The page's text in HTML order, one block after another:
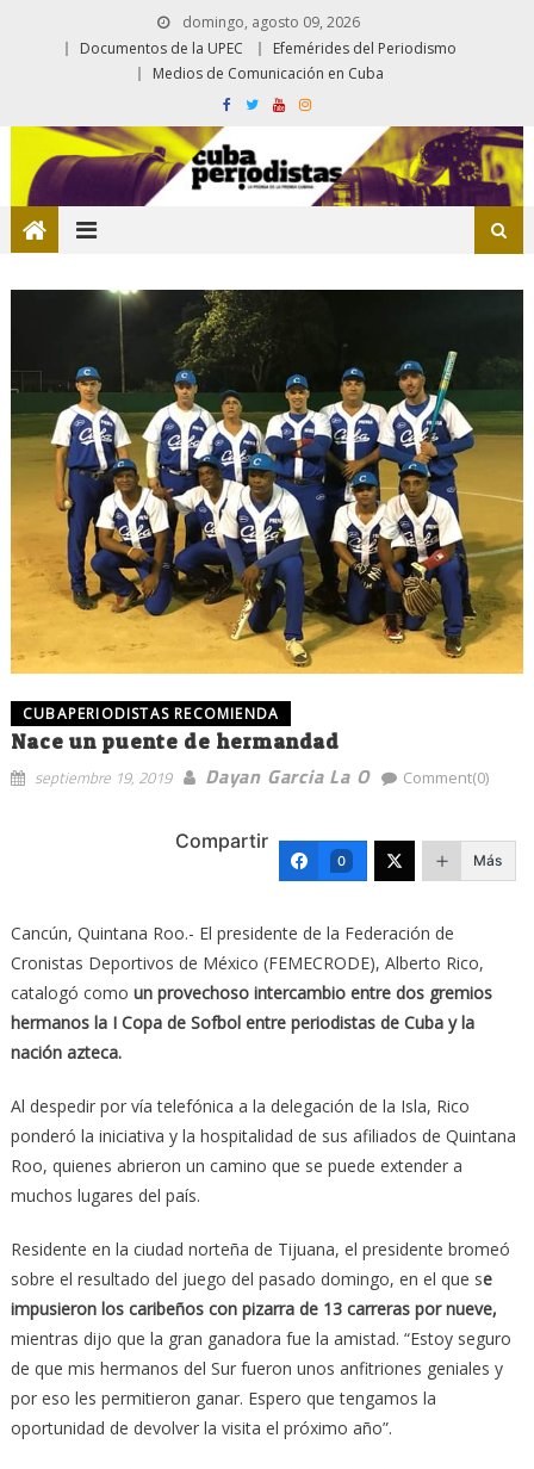
domingo, agosto 09, 2026
Documentos de la UPEC
Efemérides del Periodismo
Medios de Comunicación en Cuba
CUBAPERIODISTAS RECOMIENDA
Nace un puente de hermandad
septiembre 19, 2019 Dayan Garcia La O Comment(0)
Compartir
0 Más
Cancún, Quintana Roo.- El presidente de la Federación de
Cronistas Deportivos de México (FEMECRODE), Alberto Rico,
catalogó como un provechoso intercambio entre dos gremios
hermanos la I Copa de Sofbol entre periodistas de Cuba y la
nación azteca.
Al despedir por vía telefónica a la delegación de la Isla, Rico
ponderó la iniciativa y la hospitalidad de sus afiliados de Quintana
Roo, quienes abrieron un camino que se puede extender a
muchos lugares del país.
Residente en la ciudad norteña de Tijuana, el presidente bromeó
sobre el resultado del juego del pasado domingo, en el que se
impusieron los caribeños con pizarra de 13 carreras por nueve,
mientras dijo que la gran ganadora fue la amistad. “Estoy seguro
de que mis hermanos del Sur fueron unos anfitriones geniales y
por eso les permitieron ganar. Espero que tengamos la
oportunidad de devolver la visita el próximo año”.